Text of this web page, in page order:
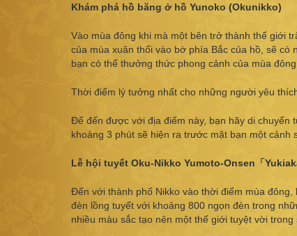
Khám phá hồ băng ở hồ Yunoko (Okunikko)
Vào mùa đông khi mà một bên trở thành thế giới
của mùa xuân thổi vào bờ phía Bắc của hồ, sẽ
bạn có thể thưởng thức phong cảnh của mùa đông
Thời điểm lý tưởng nhất cho những người yêu
Để đến được với địa điểm này, bạn hãy di chuyển
khoảng 3 phút sẽ hiện ra trước mặt bạn một
Lễ hội tuyết Oku-Nikko Yumoto-Onsen「
Đến với thành phố Nikko vào thời điểm mùa
đèn lồng tuyết với khoảng 800 ngọn đèn trong
nhiều màu sắc tạo nên một thế giới tuyệt vời